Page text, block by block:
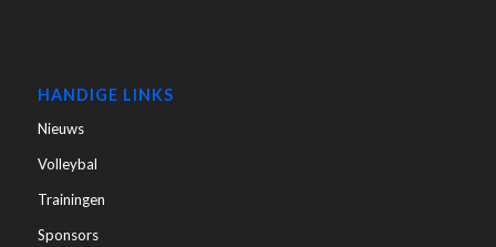
HANDIGE LINKS
Nieuws
Volleybal
Trainingen
Sponsors